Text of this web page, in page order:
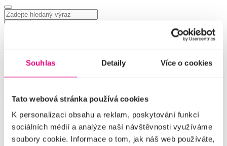
Souhlas Detaily Více o cookies
Tato webová stránka používá cookies
K personalizaci obsahu a reklam, poskytování funkcí
sociálních médií a analýze naší návštěvnosti využíváme
soubory cookie. Informace o tom, jak náš web používáte,
Domů
Detail
Martina
Placrová